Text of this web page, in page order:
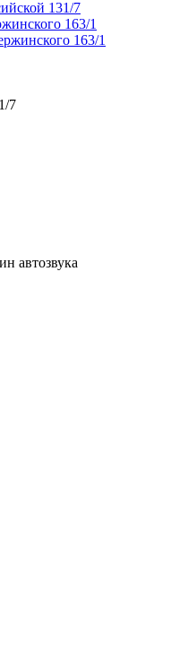
131/7
163/1
163/1
7
автозвука